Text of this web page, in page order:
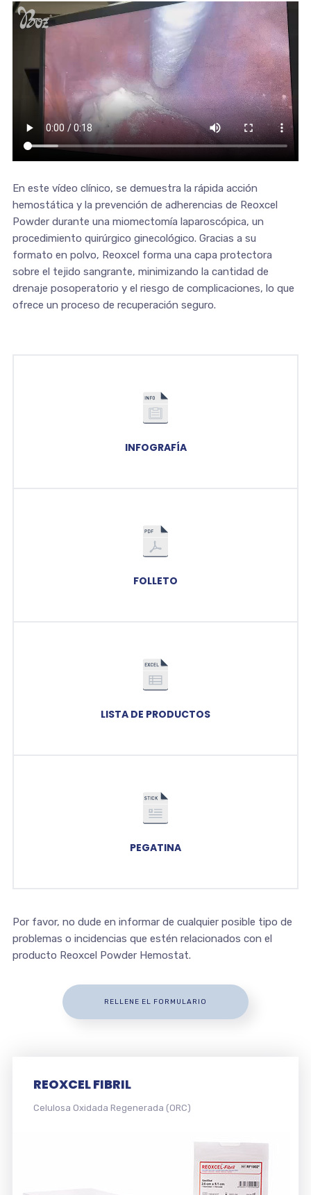
En este vídeo clínico, se demuestra la rápida acción
hemostática y la prevención de adherencias de Reoxcel
Powder durante una miomectomía laparoscópica, un
procedimiento quirúrgico ginecológico. Gracias a su
formato en polvo, Reoxcel forma una capa protectora
sobre el tejido sangrante, minimizando la cantidad de
drenaje posoperatorio y el riesgo de complicaciones, lo que
ofrece un proceso de recuperación seguro.
INFOGRAFÍA
FOLLETO
LISTA DE PRODUCTOS
PEGATINA
Por favor, no dude en informar de cualquier posible tipo de
problemas o incidencias que estén relacionados con el
producto Reoxcel Powder Hemostat.
RELLENE EL FORMULARIO
REOXCEL SIGMA KNIT
Celulosa Oxidada Regenerada (ORC)